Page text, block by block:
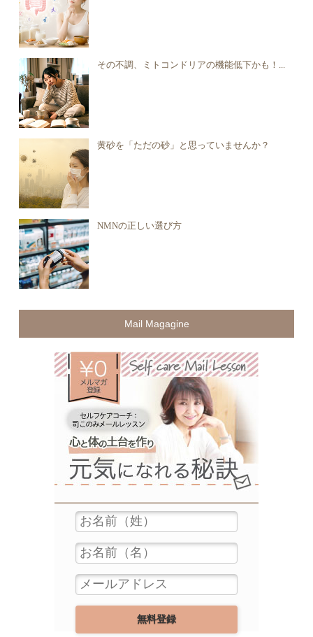
その不調、ミトコンドリアの機能低下かも！...
黄砂を「ただの砂」と思っていませんか？
NMNの正しい選び方
Mail Magagine